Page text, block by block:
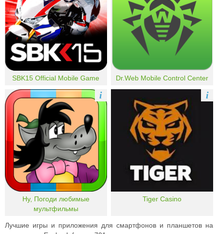
SBK15 Official Mobile Game Dr.Web Mobile Control Center
Ну, Погоди любимые
мультфильмы
i
Tiger Casino
i
Лучшие игры и приложения для смартфонов и планшетов на